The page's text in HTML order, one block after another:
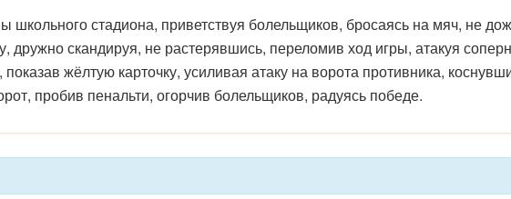
школьного стадиона, приветствуя болельщиков, бросаясь на мяч, не
дружно скандируя, не растерявшись, переломив ход игры, атакуя
жёлтую карточку, усиливая атаку на ворота противника,
пробив пенальти, огорчив болельщиков, радуясь победе.